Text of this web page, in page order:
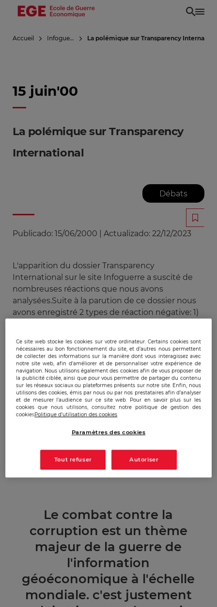
Aller
principal
Accueil Infoguerre La polémique sur Transparency
15 juin'00
La polémique sur Transparency
International
Débats
Publicado: 15/06/2000 Actualizado: 22/12/2023
L'apparition du dossier Transparency
International sur le site Infoguerre a suscité de
nombreuses réactions que nous avons
analysées.Suite à la parution de ce dossier nous
avons enregistré 2 types de réaction négative: 1)
que d'aborder le dossier corruption comme nous
l'avons fait c'est faire le jeu des Américains. Moins
on en dit sur le sujet, et mieux on se porte tel
pourrait être leur conseil. Cette position nous
semble attentiste et dépassée pour les raisons
suivantes :
Le combat contre la
corruption est un thème
majeur de la guerre de
l'information
géoéconomique à l'échelle
mondiale. c'est justement
Ce site web stocke les cookies sur votre ordinateur. Certains cookies sont
nécessaires au bon fonctionnement du site, et d’autres nous permettent
de collecter des informations sur la manière dont vous interagissez avec
notre site web, afin d’améliorer et de personnaliser votre expérience de
navigation. Nous utilisons également des cookies afin de vous proposer de
la publicité ciblée, ainsi que pour vous permettre de partager du contenu
sur les réseaux sociaux ou plateformes présents sur notre site. Enfin, nous
utilisons des cookies, émis par nous ou par nos prestataires afin d’analyser
et de mesurer l’audience sur ce site web. Pour en savoir plus sur les
cookies que nous utilisons, consultez notre politique de gestion des
cookiesPolitique d'utilisation des cookies
Paramètres des cookies
Tout refuser Autoriser